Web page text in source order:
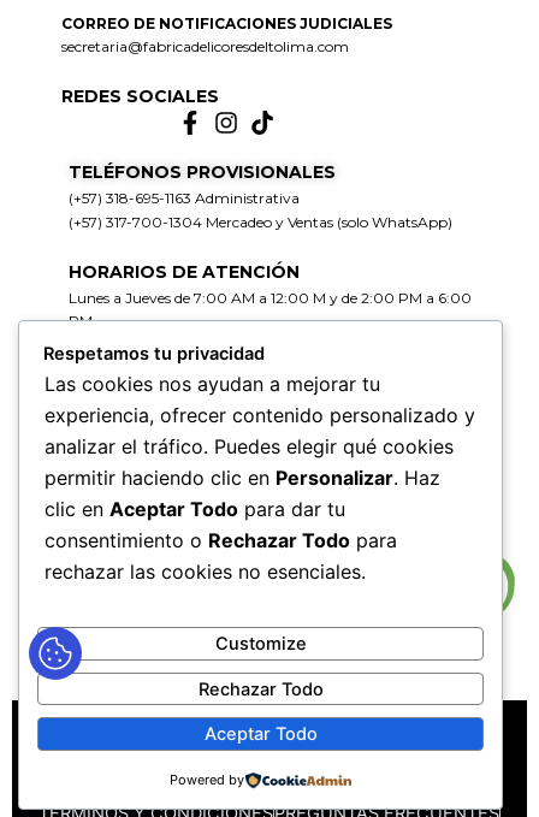
CORREO DE NOTIFICACIONES JUDICIALES
secretaria@fabricadelicoresdeltolima.com
REDES SOCIALES
TELÉFONOS PROVISIONALES
(+57) 318-695-1163 Administrativa
(+57) 317-700-1304 Mercadeo y Ventas (solo WhatsApp)
HORARIOS DE ATENCIÓN
Lunes a Jueves de 7:00 AM a 12:00 M y de 2:00 PM a 6:00
PM
Viernes de 7:00 AM a 12:00 M y de 2:00 PM a 5:00 PM
HORARIOS DE RADICACIÓN DE
CORRESPONDENCIA
Lunes a Jueves de 7:30 AM a 11:30 AM y de 2:00 PM a 5:00
PM
MAPA DEL SITIOPOLÍTICAS DE PRIVACIDAD
POLÍTICAS DE DERECHOS DE AUTOR
POLÍTICA DE TRATAMIENTO DE DATOS PERSONALES
Respetamos tu privacidad
Las cookies nos ayudan a mejorar tu
experiencia, ofrecer contenido personalizado y
analizar el tráfico. Puedes elegir qué cookies
permitir haciendo clic en Personalizar. Haz
clic en Aceptar Todo para dar tu
consentimiento o Rechazar Todo para
rechazar las cookies no esenciales.
Customize
Rechazar Todo
Aceptar Todo
Powered by